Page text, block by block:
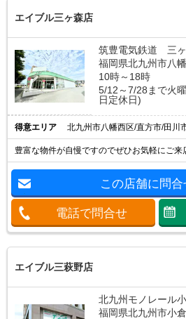
エイブル三ヶ森店
筑豊電気鉄道 三
福岡県北九州市八
10時～18時
5/12～7/28まで火
日定休日)
得意エリア 北九州市八幡西区/直方市/田川
豊富な物件が自慢ですのでぜひお気軽にご来
この店舗に問合
電話で問合せ
エイブル三萩野店
北九州モノレール
福岡県北九州市小